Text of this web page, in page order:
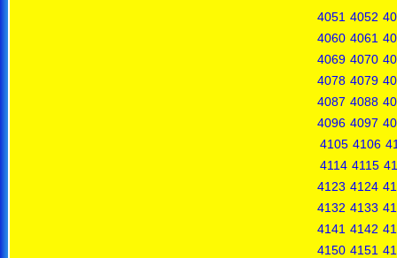
4051 4052
4060 4061
4069 4070
4078 4079
4087 4088
4096 4097
4105 4106
4114 4115
4123 4124
4132 4133
4141 4142
4150 4151